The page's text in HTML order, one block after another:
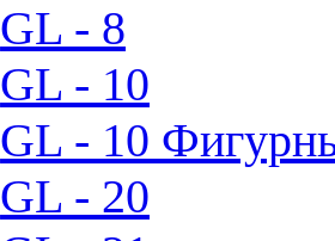
GL - 8
GL - 10
GL - 10
GL - 20